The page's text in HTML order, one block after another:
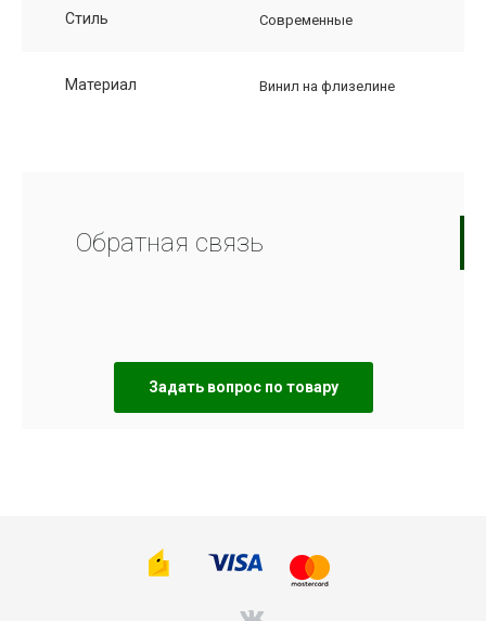
Стиль Современные
Материал Винил на флизелине
Обратная связь
Задать вопрос по товару